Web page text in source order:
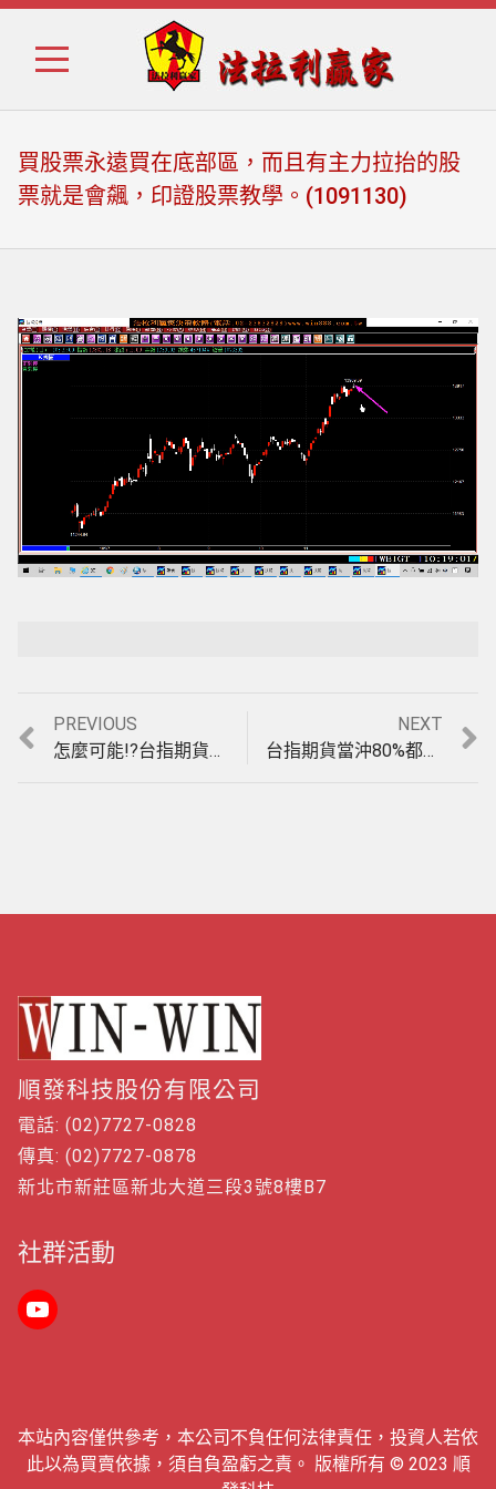
Skip
Skip
買股票永遠買在底部區，而且有主力拉抬的股
票就是會飆，印證股票教學。(1091130)
Loaded:
15.78%
Playback Rate
Unmute
文
PREVIOUS
Previous
post:
怎麼可能!?台指期貨當沖3天盤整盤可以大賺300點(收盤價計算)?11月23日至25日期貨教學。(1091125)
NEXT
post:
台指期貨當沖80%都是盤整盤，您的軟體遇到盤整盤就大賠嗎?為什麼法拉利還是大賺?12月7至8日模擬教學。(1091208)
順發科技股份有限公司
電話: (02)7727-0828
傳真: (02)7727-0878
新北市新莊區新北大道三段3號8樓B7
社群活動
本站內容僅供參考，本公司不負任何法律責任，投資人若依
此以為買賣依據，須自負盈虧之責。 版權所有 © 2023 順